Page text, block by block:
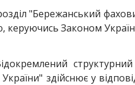
"Бережанський
керуючись Законом
здійснює у